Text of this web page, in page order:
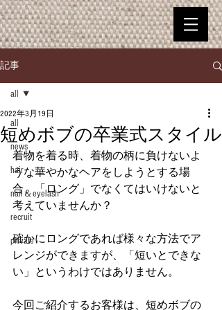
記事
all
news
hair
nail＆eyelash
recruit
private
all
短めボブの卒業式スタイル
2022年3月19日
着物を着る時、着物の柄に負けないよ
うな華やかなヘアをしようとする場
合、「ロング」でなくてはいけないと
考えていませんか？
確かにロングであれば様々な方法でア
レンジができますが、「短いとできな
い」というわけではありません。
今回ご紹介するお客様は、短めボブの